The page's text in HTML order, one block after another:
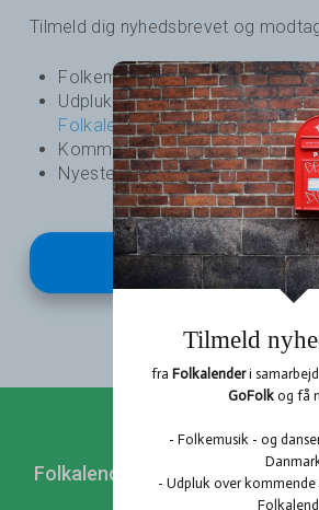
Tilmeld dig nyhedsbrevet og
Folkemusik - og
Udpluk over kommende
Folkalender
Kommende podcasts og
Nyeste udgivelser fraGoFolk
Tilmeld
Folkalender Profil